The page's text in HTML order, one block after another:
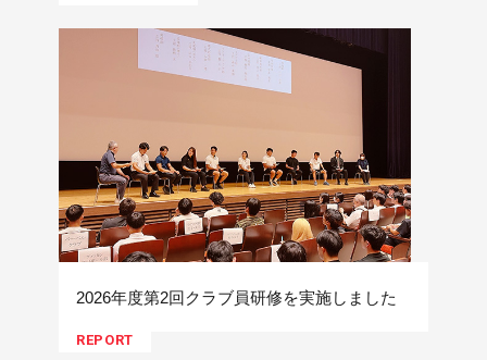
2026年度第2回クラブ員研修を実施しました
REPORT